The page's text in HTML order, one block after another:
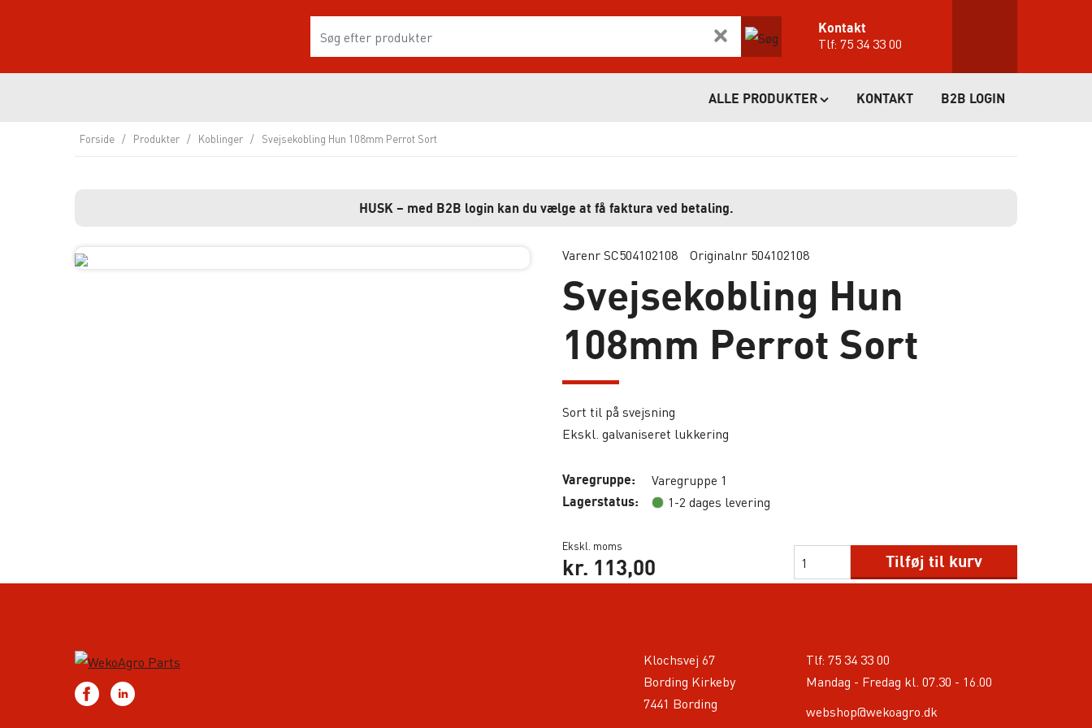
Kontakt
Tlf:75 34 33 00
ALLE PRODUKTER KONTAKT B2B LOGIN
Forside / Produkter / Koblinger / Svejsekobling Hun 108mm Perrot Sort
HUSK – med B2B login kan du vælge at få faktura ved betaling.
Varenr SC504102108 Originalnr 504102108
Svejsekobling Hun
108mm Perrot Sort
Sort til på svejsning
Ekskl. galvaniseret lukkering
Varegruppe: Varegruppe 1
Lagerstatus: 1-2 dages levering
Ekskl. moms
kr. 113,00 Tilføj til kurv
Klochsvej 67
Bording Kirkeby
7441 Bording
Tlf: 75 34 33 00
Mandag - Fredag kl. 07.30 - 16.00
webshop@wekoagro.dk